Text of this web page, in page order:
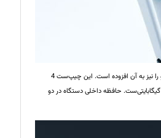
یک پسوند پرو را نیز به آن افزوده است. این چیپ‌ست 4
به‌کار می‌گیرد و رم ثابت آن نیز 8 گیگابایتی‌ست. حافظه داخلی دستگاه در دو